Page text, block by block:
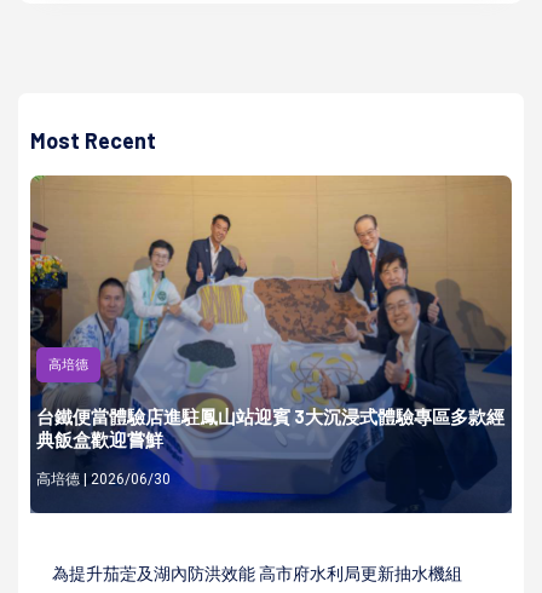
Most Recent
高培德
台鐵便當體驗店進駐鳳山站迎賓 3大沉浸式體驗專區多款經
典飯盒歡迎嘗鮮
高培德 | 2026/06/30
為提升茄萣及湖內防洪效能 高市府水利局更新抽水機組